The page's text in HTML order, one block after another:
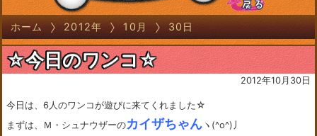
ホーム 2012年 10月 30日
☆今日のワンコ☆
2012年10月30日
今日は、6人のワンコが遊びに来てくれました☆
まずは、Ｍ・シュナウザーのカイザちゃん ヽ(^o^)丿